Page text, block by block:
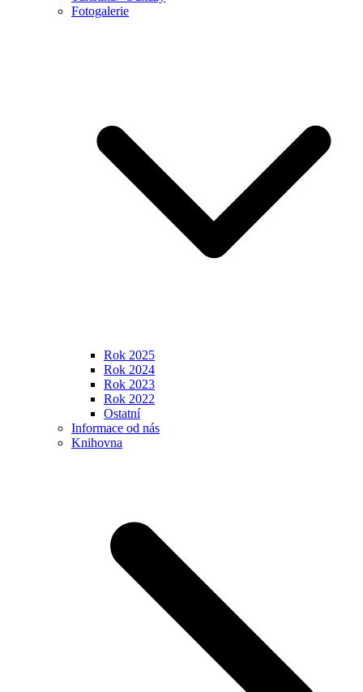
Fotogalerie
Rok 2025
Rok 2024
Rok 2023
Rok 2022
Ostatní
Informace od nás
Knihovna